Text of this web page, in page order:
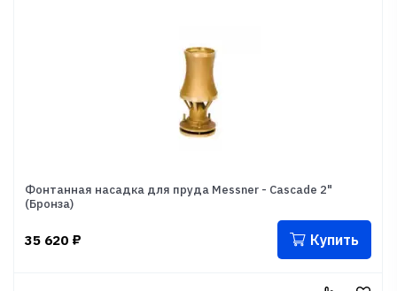
Фонтанная насадка для пруда Messner - Cascade 2"
(Бронза)
35 620 ₽ Купить